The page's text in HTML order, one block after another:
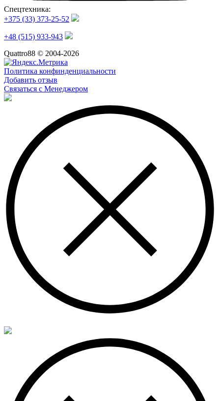
Спецтехника:
+375 (33) 373-25-52
+48 (515) 933-943
Quattro88 © 2004-2026
Политика конфинденциальности
Добавить отзыв
Связаться с Менеджером